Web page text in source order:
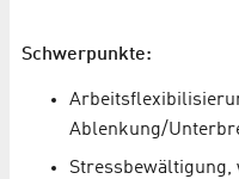
Schwerpunkte:
Ablenkung/
Stressbewältigung,